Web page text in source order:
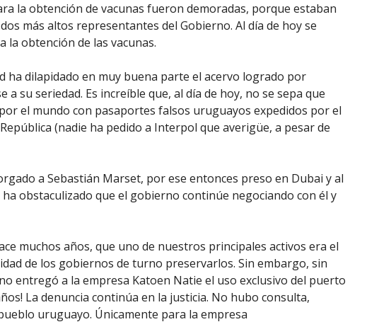
la obtención de vacunas fueron demoradas, porque estaban
más altos representantes del Gobierno. Al día de hoy se
la obtención de las vacunas.
ha dilapidado en muy buena parte el acervo logrado por
su seriedad. Es increíble que, al día de hoy, no se sepa que
el mundo con pasaportes falsos uruguayos expedidos por el
(nadie ha pedido a Interpol que averigüe, a pesar de
a Sebastián Marset, por ese entonces preso en Dubai y al
obstaculizado que el gobierno continúe negociando con él y
muchos años, que uno de nuestros principales activos era el
de los gobiernos de turno preservarlos. Sin embargo, sin
entregó a la empresa Katoen Natie el uso exclusivo del puerto
La denuncia continúa en la justicia. No hubo consulta,
uruguayo. Únicamente para la empresa